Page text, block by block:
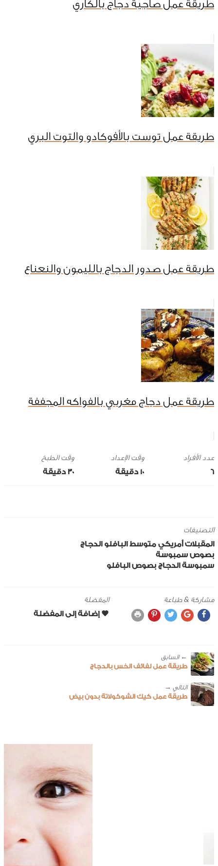
طريقة عمل صاجية دجاج بالكاري
طريقة عمل توست بالأفوكادو والتوت البري
طريقة عمل صدور الدجاج بالليمون والنعناع
طريقة عمل دجاج مغربي بالفواكه المجففة
6
وقت الإعداد
10 ‎دقيقة
وقت الطبخ
30 ‎دقيقة
التصنيفات
المقبلات أمريكي متوسط البافلو الدجاج
بصوص سمبوسة
سمبوسة الدجاج بصوص البافلو
مشاركة & طباعة المفضلة
← ‎السابق
طريقة عمل لفائف الخس بالدجاج
طريقة عمل كيك الشوكولاتة بدون بيض